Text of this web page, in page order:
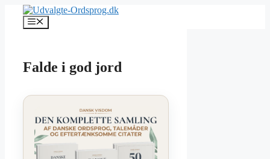
indhold
Menu
Falde i god jord